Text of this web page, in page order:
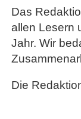
Das
allen Lesern
Jahr. Wir
Die